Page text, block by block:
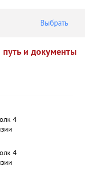
Выбрать
путь и документы
4
4